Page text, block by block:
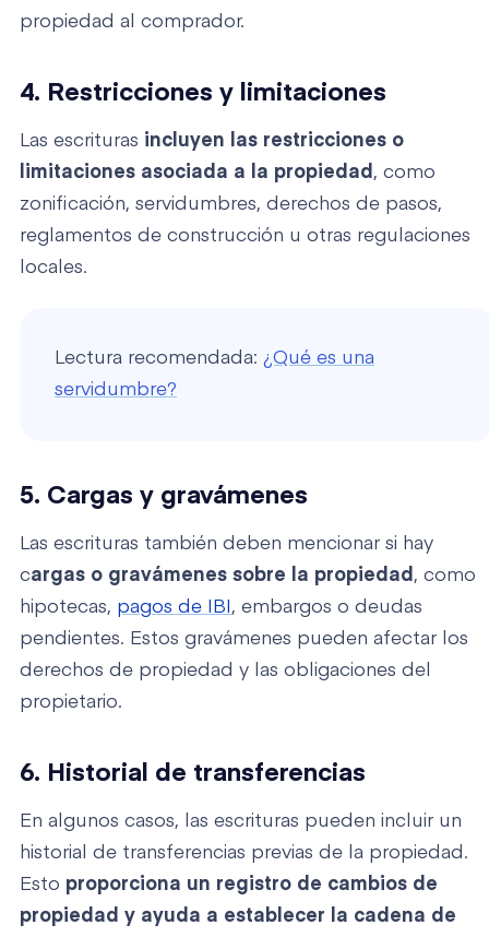
propiedad al comprador.
4. Restricciones y limitaciones
Las escrituras incluyen las restricciones o
limitaciones asociada a la propiedad , como
zonificación, servidumbres, derechos de pasos,
reglamentos de construcción u otras regulaciones
locales.
Lectura recomendada: ¿Qué es una
servidumbre?
5. Cargas y gravámenes
Las escrituras también deben mencionar si hay
cargas o gravámenes sobre la propiedad , como
hipotecas, pagos de IBI , embargos o deudas
pendientes. Estos gravámenes pueden afectar los
derechos de propiedad y las obligaciones del
propietario.
6. Historial de transferencias
En algunos casos, las escrituras pueden incluir un
historial de transferencias previas de la propiedad.
Esto proporciona un registro de cambios de
propiedad y ayuda a establecer la cadena de